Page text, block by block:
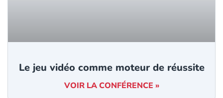
Le jeu vidéo comme moteur de réussite
VOIR LA CONFÉRENCE »